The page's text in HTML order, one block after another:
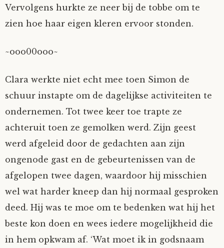
Vervolgens hurkte ze neer bij de tobbe om te
zien hoe haar eigen kleren ervoor stonden.
~ooo00ooo~
Clara werkte niet echt mee toen Simon de
schuur instapte om de dagelijkse activiteiten te
ondernemen. Tot twee keer toe trapte ze
achteruit toen ze gemolken werd. Zijn geest
werd afgeleid door de gedachten aan zijn
ongenode gast en de gebeurtenissen van de
afgelopen twee dagen, waardoor hij misschien
wel wat harder kneep dan hij normaal gesproken
deed. Hij was te moe om te bedenken wat hij het
beste kon doen en wees iedere mogelijkheid die
in hem opkwam af. ‘Wat moet ik in godsnaam